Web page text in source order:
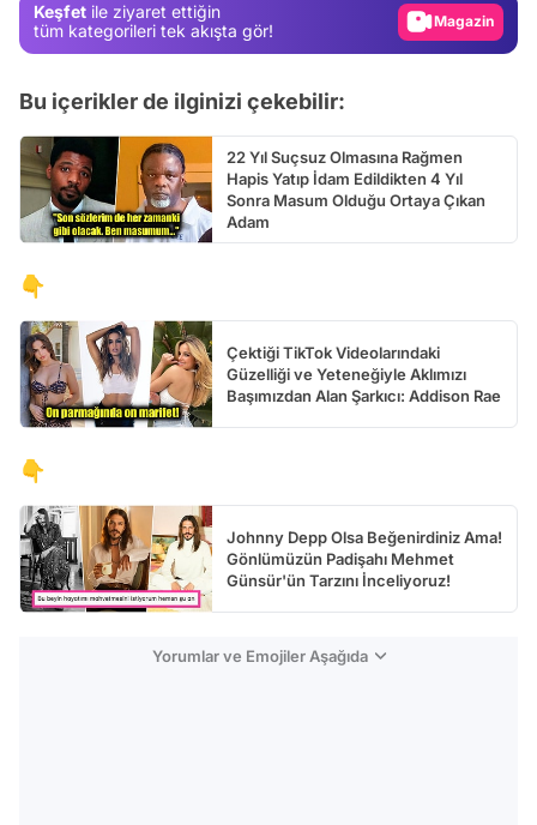
Keşfet ile ziyaret ettiğin
tüm kategorileri tek akışta gör!
Video
Bu içerikler de ilginizi çekebilir:
22 Yıl Suçsuz Olmasına Rağmen
Hapis Yatıp İdam Edildikten 4 Yıl
Sonra Masum Olduğu Ortaya Çıkan
Adam
👇
Çektiği TikTok Videolarındaki
Güzelliği ve Yeteneğiyle Aklımızı
Başımızdan Alan Şarkıcı: Addison Rae
👇
Johnny Depp Olsa Beğenirdiniz Ama!
Gönlümüzün Padişahı Mehmet
Günsür'ün Tarzını İnceliyoruz!
Yorumlar ve Emojiler Aşağıda